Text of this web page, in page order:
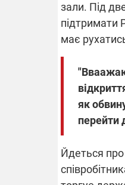
зали. Під
підтримати
має
як
перейти
Йдеться